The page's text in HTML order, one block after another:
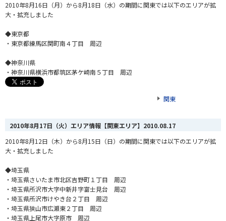
2010年8月16日（月）から8月18日（水）の期間に関東では以下のエリアが拡
大・拡充しました
◆東京都
・東京都練馬区関町南４丁目 周辺
◆神奈川県
・神奈川県横浜市都筑区茅ケ崎南５丁目 周辺
関東
2010年8月17日（火）エリア情報【関東エリア】 2010.08.17
2010年8月12日（木）から8月15日（日）の期間に関東では以下のエリアが拡
大・拡充しました
◆埼玉県
・埼玉県さいたま市北区吉野町１丁目 周辺
・埼玉県所沢市大字中新井字富士見台 周辺
・埼玉県所沢市けやき台２丁目 周辺
・埼玉県狭山市広瀬東２丁目 周辺
・埼玉県上尾市大字原市 周辺